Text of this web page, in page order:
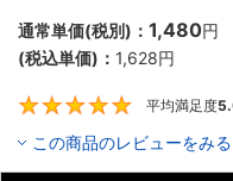
通常単価(税別)： 1,480円
(税込単価)： 1,628円
平均満足度
この商品のレビューをみる